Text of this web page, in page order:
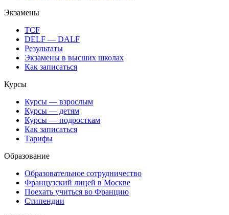
Экзамены
TCF
DELF — DALF
Результаты
Экзамены в высших школах
Как записаться
Курсы
Курсы — взрослым
Курсы — детям
Курсы — подросткам
Как записаться
Тарифы
Образование
Образовательное сотрудничество
Французский лицей в Москве
Поехать учиться во Францию
Стипендии